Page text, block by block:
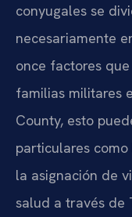
conyugales se
necesariamente
once factores
familias militares
County, esto
particulares
la asignación de
salud a través de